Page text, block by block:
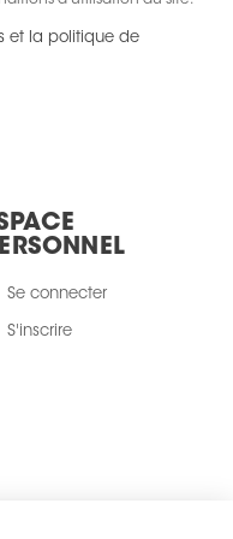
et la politique de
Se connecter
S'inscrire